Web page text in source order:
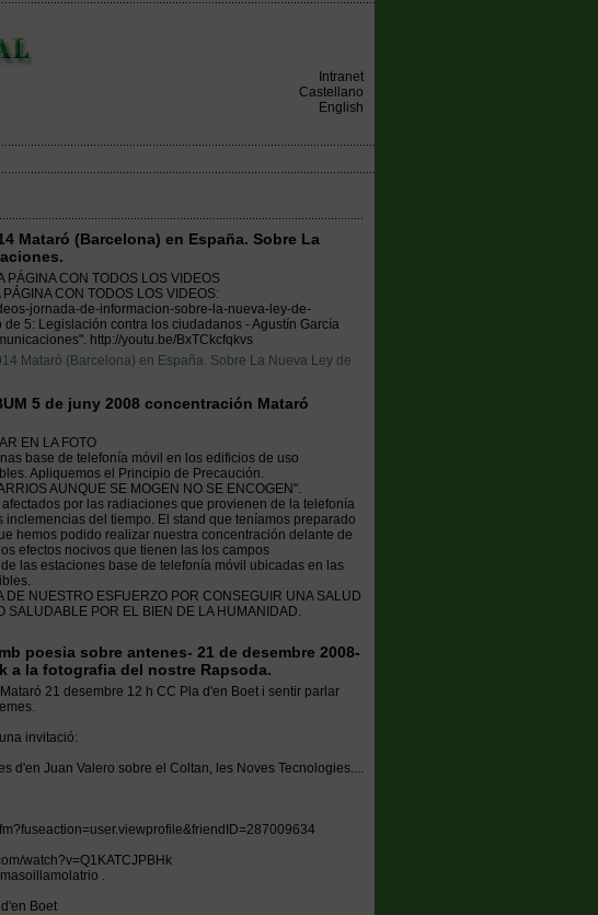
Intranet
Castellano
English
Mataró (Barcelona) en España. Sobre La
PÁGINA CON TODOS LOS VIDEOS
CON TODOS LOS VIDEOS:
jornada-de-informacion-sobre-la-nueva-ley-de-
5: Legislación contra los ciudadanos - Agustín García
http://youtu.be/BxTCkcfqkvs
Mataró (Barcelona) en España. Sobre La Nueva Ley de
5 de juny 2008 concentración Mataró
EN LA FOTO
base de telefonía móvil en los edificios de uso
Apliquemos el Principio de Precaución.
AUNQUE SE MOGEN NO SE ENCOGEN".
por las radiaciones que provienen de la telefonía
del tiempo. El stand que teníamos preparado
hemos podido realizar nuestra concentración delante de
efectos nocivos que tienen las los campos
las estaciones base de telefonía móvil ubicadas en las
DE NUESTRO ESFUERZO POR CONSEGUIR UNA SALUD
SALUDABLE POR EL BIEN DE LA HUMANIDAD.
poesia sobre antenes- 21 de desembre 2008-
a la fotografia del nostre Rapsoda.
21 desembre 12 h CC Pla d'en Boet i sentir parlar
invitació:
d'en Juan Valero sobre el Coltan, les Noves Tecnologies....
watch?v=Q1KATCJPBHk
.
Boet